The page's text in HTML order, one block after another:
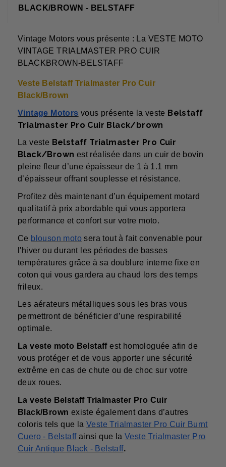
BLACK/BROWN - BELSTAFF
Vintage Motors vous présente : La VESTE MOTO
VINTAGE TRIALMASTER PRO CUIR
BLACKBROWN-BELSTAFF
Veste Belstaff Trialmaster Pro Cuir
Black/Brown
Vintage Motors vous présente la veste Belstaff
Trialmaster Pro Cuir Black/brown
La veste Belstaff Trialmaster Pro Cuir
Black/Brown est réalisée dans un cuir de bovin
pleine fleur d’une épaisseur de 1 à 1.1 mm
d’épaisseur offrant souplesse et résistance.
Profitez dès maintenant d’un équipement motard
qualitatif à prix abordable qui vous apportera
performance et confort sur votre moto.
Ce blouson moto sera tout à fait convenable pour
l'hiver ou durant les périodes de basses
températures grâce à sa doublure interne fixe en
coton qui vous gardera au chaud lors des temps
frileux.
Les aérateurs métalliques sous les bras vous
permettront de bénéficier d’une respirabilité
optimale.
La veste moto Belstaffest homologuée afin de
vous protéger et de vous apporter une sécurité
extrême en cas de chute ou de choc sur votre
deux roues.
La veste Belstaff Trialmaster Pro Cuir
Black/Brown existe également dans d’autres
coloris tels que laVeste Trialmaster Pro Cuir Burnt
Cuero - Belstaffainsi que laVeste Trialmaster Pro
Cuir Antique Black - Belstaff.